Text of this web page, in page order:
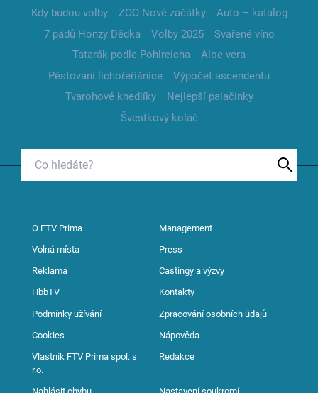
Kdy budou volby
ZOO Nové začátky
Auto – katalog
7 pádů Honzy Dědka
Volby 2025
Svařené víno
Tatarák podle Pohlreicha
Aloe vera
Pěstování lichořeřišnice
Výpočet ascendentu
Tvarohové knedlíky
Nejlepší palačinky
Švestkový koláč
O FTV Prima Management
Volná místa Press
Reklama Castingy a výzvy
HbbTV Kontakty
Podmínky užívání Zpracování osobních údajů
Cookies Nápověda
Vlastník FTV Prima spol. s
r.o.
Redakce